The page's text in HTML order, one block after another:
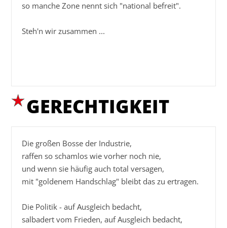
so manche Zone nennt sich "national befreit".
Steh'n wir zusammen ...
GERECHTIGKEIT
Die großen Bosse der Industrie,
raffen so schamlos wie vorher noch nie,
und wenn sie häufig auch total versagen,
mit "goldenem Handschlag" bleibt das zu ertragen.
Die Politik - auf Ausgleich bedacht,
salbadert vom Frieden, auf Ausgleich bedacht,